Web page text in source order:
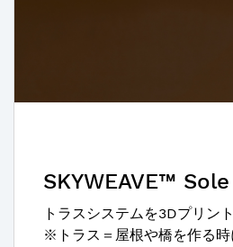
SKYWEAVE™ Sole
トラスシステムを3Dプリン
※トラス＝屋根や橋を作る